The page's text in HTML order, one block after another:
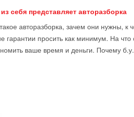
себя представляет авторазборка
авторазборка, зачем они нужны, к
гарантии просить как минимум. На
ваше время и деньги. Почему